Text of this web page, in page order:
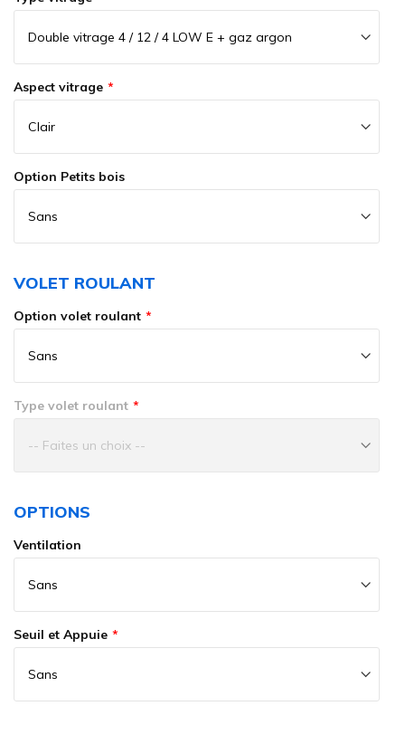
Aspect vitrage
Option Petits bois
VOLET ROULANT
Option volet roulant
Type volet roulant
OPTIONS
Ventilation
Seuil et Appuie